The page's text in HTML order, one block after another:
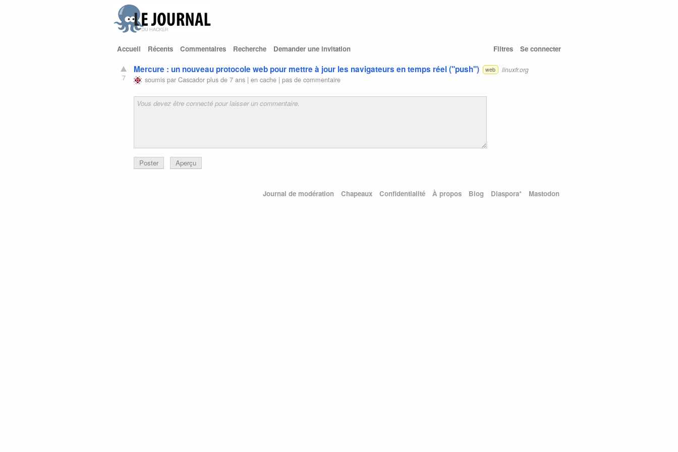
Accueil Récents Commentaires Recherche Demander une invitation Filtres Se connecter
7
Mercure : un nouveau protocole web pour mettre à jour les navigateurs en temps réel ("push") web linuxfr.org
soumis parCascador plus de 7 ans |en cache |pas de commentaire
Poster Aperçu
Journal de modération Chapeaux Confidentialité À propos Blog Diaspora* Mastodon